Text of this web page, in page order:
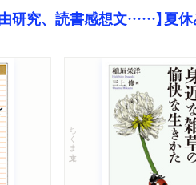
由研究、読書感想文……】夏
ちくま文庫